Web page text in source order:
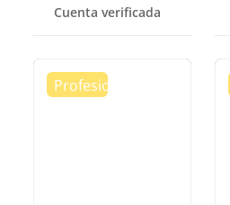
Cuenta verificada